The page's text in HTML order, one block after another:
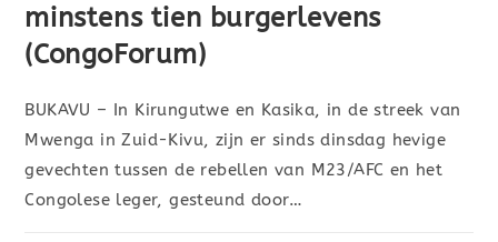
minstens tien burgerlevens
(CongoForum)
BUKAVU – In Kirungutwe en Kasika, in de streek van
Mwenga in Zuid-Kivu, zijn er sinds dinsdag hevige
gevechten tussen de rebellen van M23/AFC en het
Congolese leger, gesteund door…